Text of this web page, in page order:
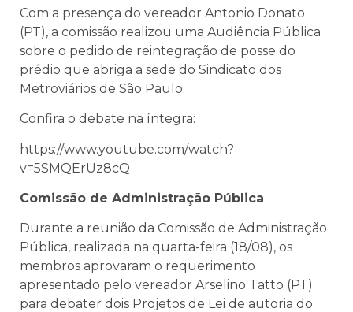
Com a presença do vereador Antonio Donato
(PT), a comissão realizou uma Audiência Pública
sobre o pedido de reintegração de posse do
prédio que abriga a sede do Sindicato dos
Metroviários de São Paulo.
Confira o debate na íntegra:
https://www.youtube.com/watch?
v=5SMQErUz8cQ
Comissão de Administração Pública
Durante a reunião da Comissão de Administração
Pública, realizada na quarta-feira (18/08), os
membros aprovaram o requerimento
apresentado pelo vereador Arselino Tatto (PT)
para debater dois Projetos de Lei de autoria do